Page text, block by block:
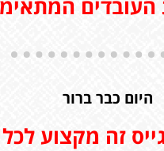
היום כבר ברור
זה מקצוע